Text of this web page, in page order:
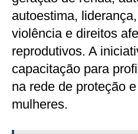
autoestima,
violência e direitos
reprodutivos. A
capacitação para
na rede de proteção
mulheres.